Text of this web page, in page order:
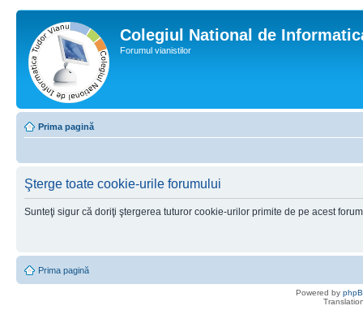
Colegiul National de
Forumul vianistilor
Prima pagină
Şterge toate cookie-urile forumului
Sunteţi sigur că doriţi ştergerea tuturor cookie-urilor primite de pe acest
Prima pagină
Powered by